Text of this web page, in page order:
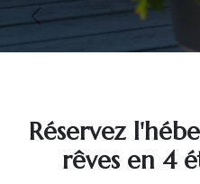
Vorige
Réservez
rêves en 4